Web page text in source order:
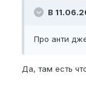
В
Про анти
Да, там есть